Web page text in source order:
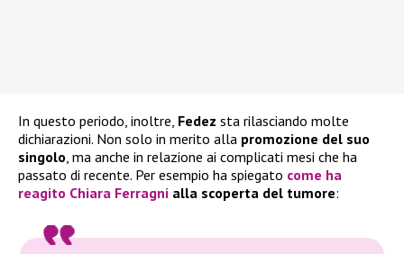
In questo periodo, inoltre, Fedez sta rilasciando molte
dichiarazioni. Non solo in merito alla promozione del suo
singolo, ma anche in relazione ai complicati mesi che ha
passato di recente. Per esempio ha spiegato come ha
reagito Chiara Ferragni alla scoperta del tumore: